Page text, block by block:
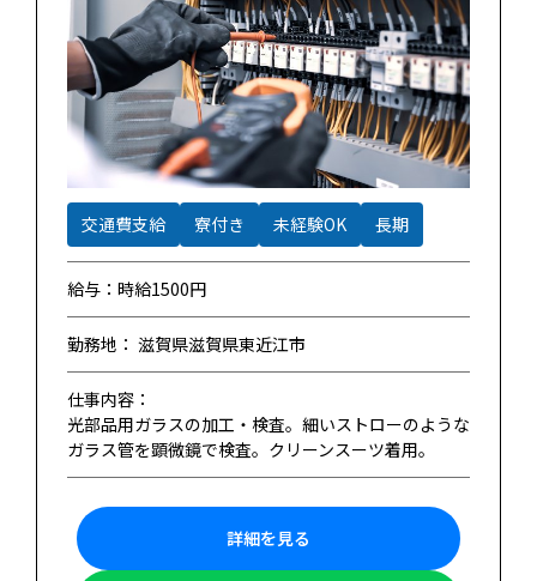
交通費支給 寮付き 未経験OK 長期
給与：時給1500円
勤務地： 滋賀県滋賀県東近江市
仕事内容：
光部品用ガラスの加工・検査。細いストローのような
ガラス管を顕微鏡で検査。クリーンスーツ着用。
詳細を見る